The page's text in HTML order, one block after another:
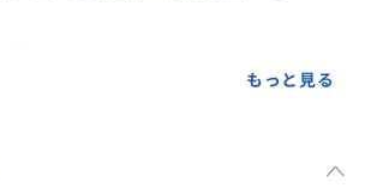
にて各自お支払いください。もっと見る